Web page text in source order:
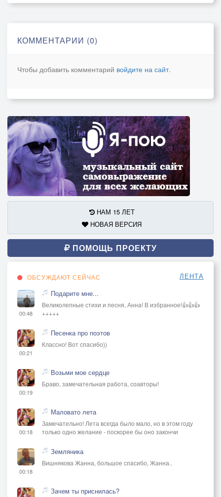
КОММЕНТАРИИ (0)
Чтобы добавить комментарий войдите на сайт.
НАМ 15 ЛЕТ
НОВАЯ ВЕРСИЯ
ПОМОЩЬ ПРОЕКТУ
ОБСУЖДАЮТ СЕЙЧАС ЛЕНТА
00:48
Подарите мне...
Великолепные стихи и песня, Анна! В избранное!👍👍👍
+++++
00:21
Песенка про поэтов
Классно! Вот спасибо))
00:19
Возьми мое сердце
Браво, замечательная работа, соавторы!
00:18
Маловато лета
Замечательно! Лета всегда было мало, но в этом году
только одно желание - поскорее бы оно закончи
00:18
Земляника
Вишнякова Жанна, большое спасибо, Жанна..
Зачем ты приснилась?